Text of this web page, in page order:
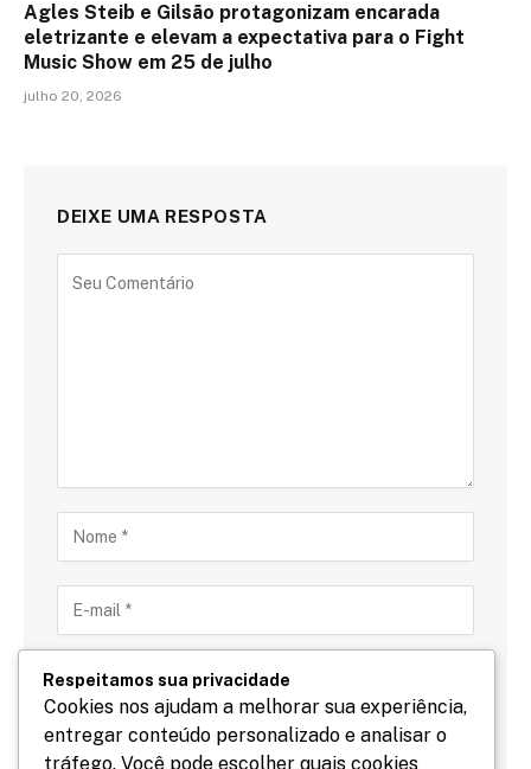
Agles Steib e Gilsão protagonizam encarada
eletrizante e elevam a expectativa para o Fight
Music Show em 25 de julho
julho 20, 2026
DEIXE UMA RESPOSTA
Salve meu nome, email e site neste navegador para
Respeitamos sua privacidade
Cookies nos ajudam a melhorar sua experiência,
entregar conteúdo personalizado e analisar o
tráfego. Você pode escolher quais cookies